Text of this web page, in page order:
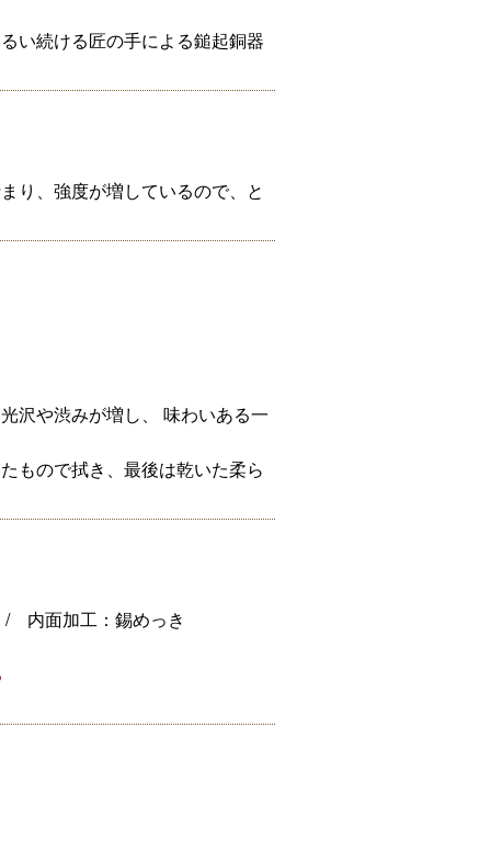
い続ける匠の手による鎚起銅器
り、強度が増しているので、と
沢や渋みが増し、 味わいある一
もので拭き、最後は乾いた柔ら
内面加工：錫めっき